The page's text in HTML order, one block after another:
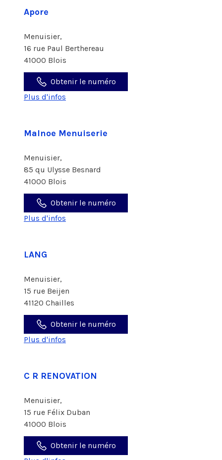
Apore
Menuisier,
16 rue Paul Berthereau
41000 Blois
Obtenir le numéro
Plus d'infos
Malnoe Menuiserie
Menuisier,
85 qu Ulysse Besnard
41000 Blois
Obtenir le numéro
Plus d'infos
LANG
Menuisier,
15 rue Beijen
41120 Chailles
Obtenir le numéro
Plus d'infos
C R RENOVATION
Menuisier,
15 rue Félix Duban
41000 Blois
Obtenir le numéro